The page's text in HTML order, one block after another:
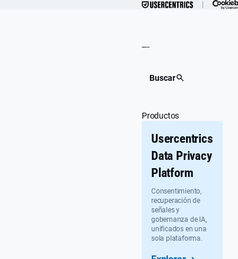
Buscar
Productos
Usercentrics
Data Privacy
Platform
Consentimiento,
recuperación de
señales y
gobernanza de IA,
unificados en una
sola plataforma.